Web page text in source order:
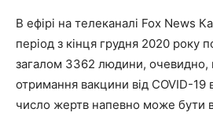
В ефірі на телеканалі Fox News
період з кінця грудня 2020 року
загалом 3362 людини, очевидно,
отримання вакцини від COVID-
число жертв напевно може